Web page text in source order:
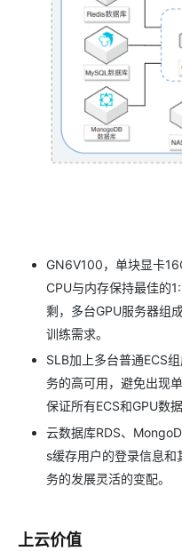
GN6V100，单块显卡
CPU与内存保持最佳的
剩，多台GPU服务器组
训练需求。
SLB加上多台普通ECS
务的高可用，避免出现
保证所有ECS和GPU数
云数据库RDS、
s缓存用户的登录信息
务的发展灵活的变配。
上云价值